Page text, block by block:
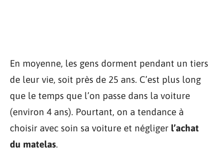
En moyenne, les gens dorment pendant un tiers
de leur vie, soit près de 25 ans. C’est plus long
que le temps que l’on passe dans la voiture
(environ 4 ans). Pourtant, on a tendance à
choisir avec soin sa voiture et négliger l’achat
du matelas.